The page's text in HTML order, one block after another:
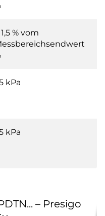
% vom
kPa
kPa
– Presigo